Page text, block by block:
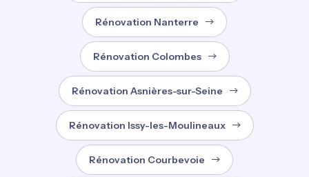
Rénovation Nanterre
Rénovation Colombes
Rénovation Asnières-sur-Seine
Rénovation Issy-les-Moulineaux
Rénovation Courbevoie